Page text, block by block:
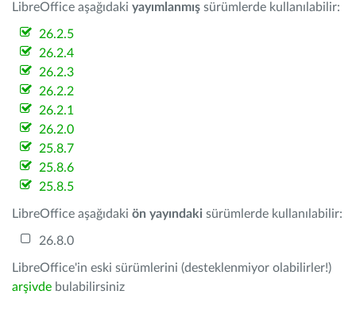
LibreOffice aşağıdaki yayımlanmış sürümlerde kullanılabilir:
26.2.5
26.2.4
26.2.3
26.2.2
26.2.1
26.2.0
25.8.7
25.8.6
25.8.5
LibreOffice aşağıdaki ön yayındaki sürümlerde kullanılabilir:
26.8.0
LibreOffice'in eski sürümlerini (desteklenmiyor olabilirler!)
arşivde bulabilirsiniz